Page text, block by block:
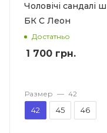
Чоловічі сандалі
БК С Леон
Достатньо
1 700 грн.
Размер — 42
42 45 46